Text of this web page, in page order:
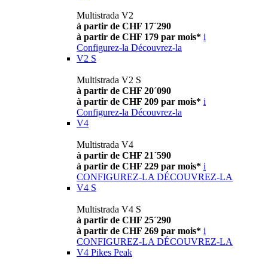
Multistrada V2
à partir de CHF 17´290
à partir de CHF 179 par mois* i
Configurez-la Découvrez-la
V2 S
Multistrada V2 S
à partir de CHF 20´090
à partir de CHF 209 par mois* i
Configurez-la Découvrez-la
V4
Multistrada V4
à partir de CHF 21´590
à partir de CHF 229 par mois* i
CONFIGUREZ-LA DÉCOUVREZ-LA
V4 S
Multistrada V4 S
à partir de CHF 25´290
à partir de CHF 269 par mois* i
CONFIGUREZ-LA DÉCOUVREZ-LA
V4 Pikes Peak